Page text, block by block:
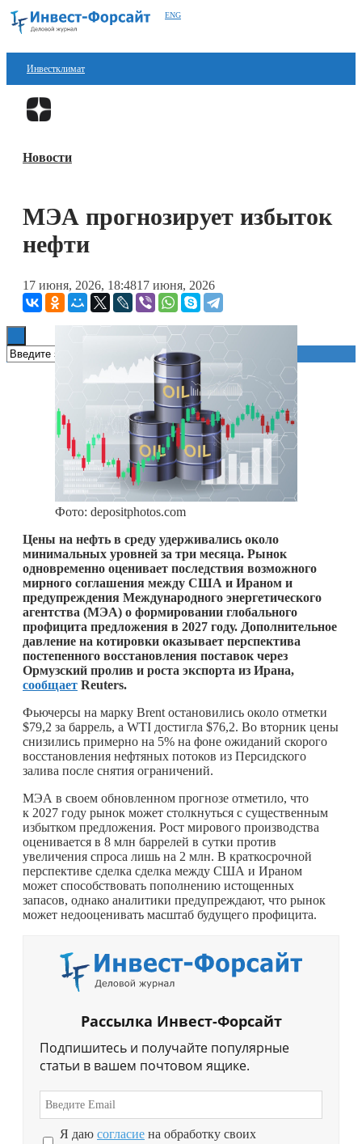
ENG
Инвестклимат
Финансы
Блокчейн
Книги
Новости
МЭА прогнозирует избыток
нефти
17 июня, 2026, 18:4817 июня, 2026
Фото: depositphotos.com
Цены на нефть в среду удерживались около
минимальных уровней за три месяца. Рынок
одновременно оценивает последствия возможного
мирного соглашения между США и Ираном и
предупреждения Международного энергетического
агентства (МЭА) о формировании глобального
профицита предложения в 2027 году. Дополнительное
давление на котировки оказывает перспектива
постепенного восстановления поставок через
Ормузский пролив и роста экспорта из Ирана,
сообщает Reuters.
Фьючерсы на марку Brent остановились около отметки
$79,2 за баррель, а WTI достигла $76,2. Во вторник цены
снизились примерно на 5% на фоне ожиданий скорого
восстановления нефтяных потоков из Персидского
залива после снятия ограничений.
МЭА в своем обновленном прогнозе отметило, что
к 2027 году рынок может столкнуться с существенным
избытком предложения. Рост мирового производства
оценивается в 8 млн баррелей в сутки против
увеличения спроса лишь на 2 млн. В краткосрочной
перспективе сделка сделка между США и Ираном
может способствовать пополнению истощенных
запасов, однако аналитики предупреждают, что рынок
может недооценивать масштаб будущего профицита.
Рассылка Инвест-Форсайт
Подпишитесь и получайте популярные
статьи в вашем почтовом ящике.
Я даю согласие на обработку своих